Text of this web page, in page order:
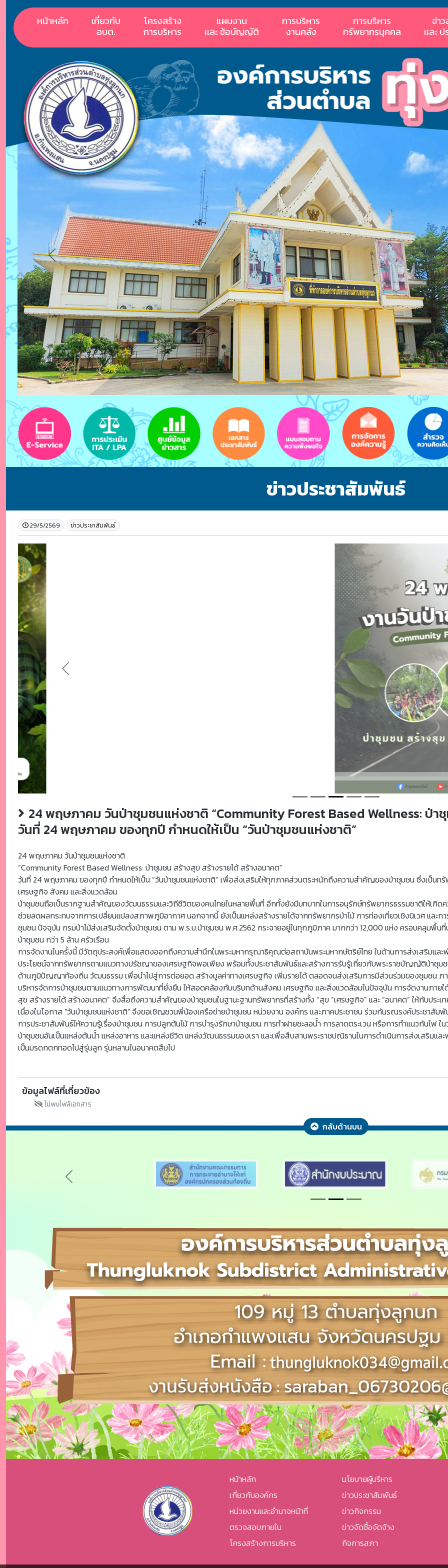
หน้าหลัก
เกี่ยวกับ
อบต.
โครงสร้าง
การบริหาร
แผนงาน
เเละ ข้อบัญญัติ
การบริหาร
งานคลัง
การบริหาร
ทรัพยากรบุคคล
ข่า
เเละ
Previous
ข่าวประชาสัมพันธ์
29/5/2569 ข่าวประชาสัมพันธ์
Previous
24 พฤษภาคม วันป่าชุมชนแห่งชาติ “Community Forest Based Wellness: ป่า
วันที่ 24 พฤษภาคม ของทุกปี กำหนดให้เป็น “วันป่าชุมชนแห่งชาติ”
24 พฤษภาคม วันป่าชุมชนแห่งชาติ
“Community Forest Based Wellness: ป่าชุมชน สร้างสุข สร้างรายได้ สร้างอนาคต”
วันที่ 24 พฤษภาคม ของทุกปี กำหนดให้เป็น “วันป่าชุมชนแห่งชาติ” เพื่อส่งเสริมให้ทุกภาคส่วนตระหนักถึงความสำคัญของป่าชุมชน ซึ่งเป็น
เศรษฐกิจ สังคม และสิ่งแวดล้อม
ป่าชุมชนถือเป็นรากฐานสำคัญของวัฒนธรรมและวิถีชีวิตของคนไทยในหลายพื้นที่ อีกทั้งยังมีบทบาทในการอนุรักษ์ทรัพยากรธรรมชาติให้เกิ
ช่วยลดผลกระทบจากการเปลี่ยนแปลงสภาพภูมิอากาศ นอกจากนี้ ยังเป็นแหล่งสร้างรายได้จากทรัพยากรป่าไม้ การท่องเที่ยวเชิงนิเวศ แล
ชุมชน ปัจจุบัน กรมป่าไม้ส่งเสริมจัดตั้งป่าชุมชน ตาม พ.ร.บ.ป่าชุมชน พ.ศ.2562 กระจายอยู่ในทุกภูมิภาค มากกว่า 12,000 แห่ง ครอบคลุมพื้นที่
ป่าชุมชน กว่า 5 ล้าน ครัวเรือน
การจัดงานในครั้งนี้ มีวัตถุประสงค์เพื่อแสดงออกถึงความสำนึกในพระมหากรุณาธิคุณต่อสถาบันพระมหากษัตริย์ไทย ในด้านการส่งเสริมและ
ประโยชน์จากทรัพยากรตามแนวทางปรัชญาของเศรษฐกิจพอเพียง พร้อมทั้งประชาสัมพันธ์และสร้างการรับรู้เกี่ยวกับพระราชบัญญัติป่าชุม
ด้านภูมิปัญญาท้องถิ่น วัฒนธรรม เพื่อนำไปสู่การต่อยอด สร้างมูลค่าทางเศรษฐกิจ เพิ่มรายได้ ตลอดจนส่งเสริมการมีส่วนร่วมของชุมชน ภา
บริหารจัดการป่าชุมชนตามแนวทางการพัฒนาที่ยั่งยืน ให้สอดคล้องกับบริบทด้านสังคม เศรษฐกิจ และสิ่งแวดล้อมในปัจจุบัน การจัดงานภาย
สุข สร้างรายได้ สร้างอนาคต” จึงสื่อถึงความสำคัญของป่าชุมชนในฐานะฐานทรัพยากรที่สร้างทั้ง “สุข “เศรษฐกิจ” และ “อนาคต” ให้กับประเ
เนื่องในโอกาส "วันป่าชุมชนแห่งชาติ" จึงขอเชิญชวนพี่น้องเครือข่ายป่าชุมชน หน่วยงาน องค์กร และภาคประชาชน ร่วมกันรณรงค์ประชาสัม
การประชาสัมพันธ์ให้ความรู้เรื่องป่าชุมชน การปลูกต้นไม้ การบำรุงรักษาป่าชุมชน การทำฝายชะลอน้ำ การลาดตระเวน หรือการทำแนวกันไ
ป่าชุมชนอันเป็นแหล่งต้นน้ำ แหล่งอาหาร และแหล่งชีวิต แหล่งวัฒนธรรมของเรา และเพื่อสืบสานพระราชปณิธานในการดำเนินการส่งเสริม
เป็นมรดกตกทอดไปสู่รุ่นลูก รุ่นหลานในอนาคตสืบไป
ข้อมูลไฟล์ที่เกี่ยวข้อง
ไม่พบไฟล์เอกสาร
กลับด้านบน
Previous
หน้าหลัก
เกี่ยวกับองค์กร
หน่วยงานและอำนาจหน้าที่
ตรวจสอบภายใน
โครงสร้างการบริหาร
นโยบายผู้บริหาร
ข่าวประชาสัมพันธ์
ข่าวกิจกรรม
ข่าวจัดซื้อจัดจ้าง
กิจการสภา